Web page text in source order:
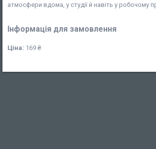
атмосфери вдома, у студії й навіть у робочому
Інформація для замовлення
Ціна: 169 ₴